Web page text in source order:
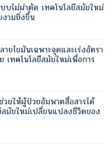
บไม่ผ่าตัด เทคโนโลยีสมัยใหม่
ามยิ่งขึ้น
ยไขมันเฉพาะจุดและเร่งอัตรา
เทคโนโลยีสมัยใหม่เพื่อการ
ยให้ผู้ป่วยอัมพาตสื่อสารได้
มัยใหม่เปลี่ยนแปลงชีวิตของ